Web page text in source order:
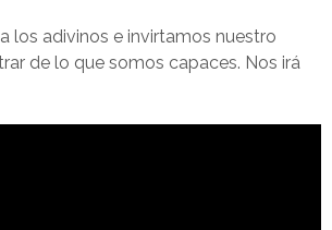
los adivinos e invirtamos nuestro
de lo que somos capaces. Nos irá